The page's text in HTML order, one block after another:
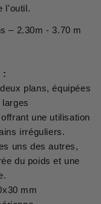
l'outil.
– 2.30m - 3.70 m
:
plans, équipées
une utilisation
irréguliers.
uns des autres,
du poids et une
mm